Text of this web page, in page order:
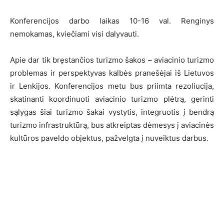
Konferencijos darbo laikas 10-16 val. Renginys
nemokamas, kviečiami visi dalyvauti.
Apie dar tik bręstančios turizmo šakos – aviacinio turizmo
problemas ir perspektyvas kalbės pranešėjai iš Lietuvos
ir Lenkijos. Konferencijos metu bus priimta rezoliucija,
skatinanti koordinuoti aviacinio turizmo plėtrą, gerinti
sąlygas šiai turizmo šakai vystytis, integruotis į bendrą
turizmo infrastruktūrą, bus atkreiptas dėmesys į aviacinės
kultūros paveldo objektus, pažvelgta į nuveiktus darbus.